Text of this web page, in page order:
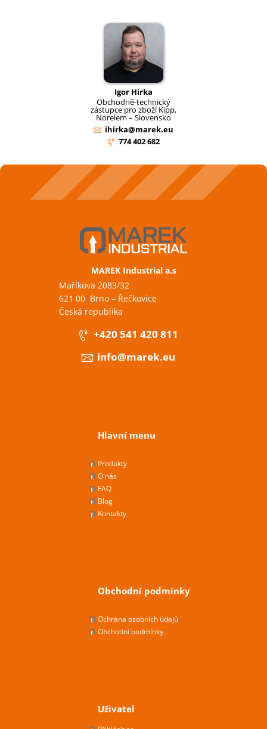
Igor Hirka
Obchodně-technický
zástupce pro zboží Kipp,
Norelem – Slovensko
ihirka@marek.eu
774 402 682
MAREK Industrial a.s
Maříkova 2083/32
621 00 Brno – Řečkovice
Česká republika
+420 541 420 811
info@marek.eu
Hlavní menu
Produkty
O nás
FAQ
Blog
Kontakty
Obchodní podmínky
Ochrana osobních údajů
Obchodní podmínky
Uživatel